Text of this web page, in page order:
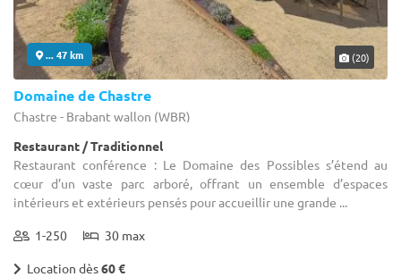
... 47 km (20)
Domaine de Chastre
Chastre - Brabant wallon (WBR)
Restaurant / Traditionnel
Restaurant conférence : Le Domaine des Possibles s’étend au
cœur d’un vaste parc arboré, offrant un ensemble d’espaces
intérieurs et extérieurs pensés pour accueillir une grande ...
1-250 30 max
Location dès60 €